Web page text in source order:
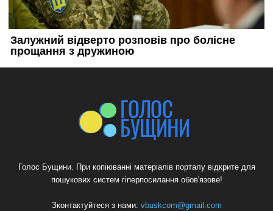
Голос Бущини. При копіюванні матеріалів порталу відкрите для
пошукових систем гіперпосилання обов'язове!
Зконтактуйтеся з нами: vbuskcom@gmail.com